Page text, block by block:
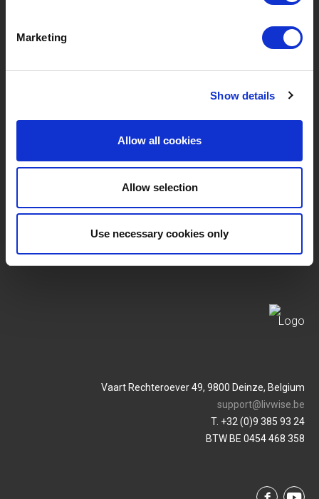
Marketing
Show details
Allow all cookies
Allow selection
Use necessary cookies only
Nouveaux Produits Offres D'emploi
SERVICES
Politique De Confidentialité
MY LIVWISE-PRO LOGIN
Service & Contact
Vaart Rechteroever 49, 9800 Deinze, Belgium
support@livwise.be
T. +32 (0)9 385 93 24
BTW BE 0454 468 358